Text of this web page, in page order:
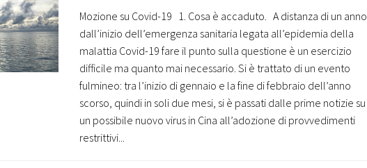
Mozione su Covid-19 1. Cosa è accaduto. A distanza di un anno
dall’inizio dell’emergenza sanitaria legata all’epidemia della
malattia Covid-19 fare il punto sulla questione è un esercizio
difficile ma quanto mai necessario. Si è trattato di un evento
fulmineo: tra l’inizio di gennaio e la fine di febbraio dell’anno
scorso, quindi in soli due mesi, si è passati dalle prime notizie su
un possibile nuovo virus in Cina all’adozione di provvedimenti
restrittivi...